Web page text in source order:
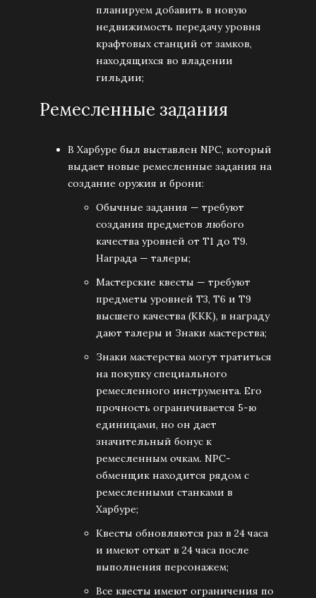
планируем добавить в новую
недвижимость передачу уровня
крафтовых станций от замков,
находящихся во владении
гильдии;
Ремесленные задания
В Харбуре был выставлен NPC, который
выдает новые ремесленные задания на
создание оружия и брони:
Обычные задания — требуют
создания предметов любого
качества уровней от Т1 до Т9.
Награда — талеры;
Мастерские квесты — требуют
предметы уровней Т3, Т6 и Т9
высшего качества (ККК), в награду
дают талеры и Знаки мастерства;
Знаки мастерства могут тратиться
на покупку специального
ремесленного инструмента. Его
прочность ограничивается 5-ю
единицами, но он дает
значительный бонус к
ремесленным очкам. NPC-
обменщик находится рядом с
ремесленными станками в
Харбуре;
Квесты обновляются раз в 24 часа
и имеют откат в 24 часа после
выполнения персонажем;
Все квесты имеют ограничения по